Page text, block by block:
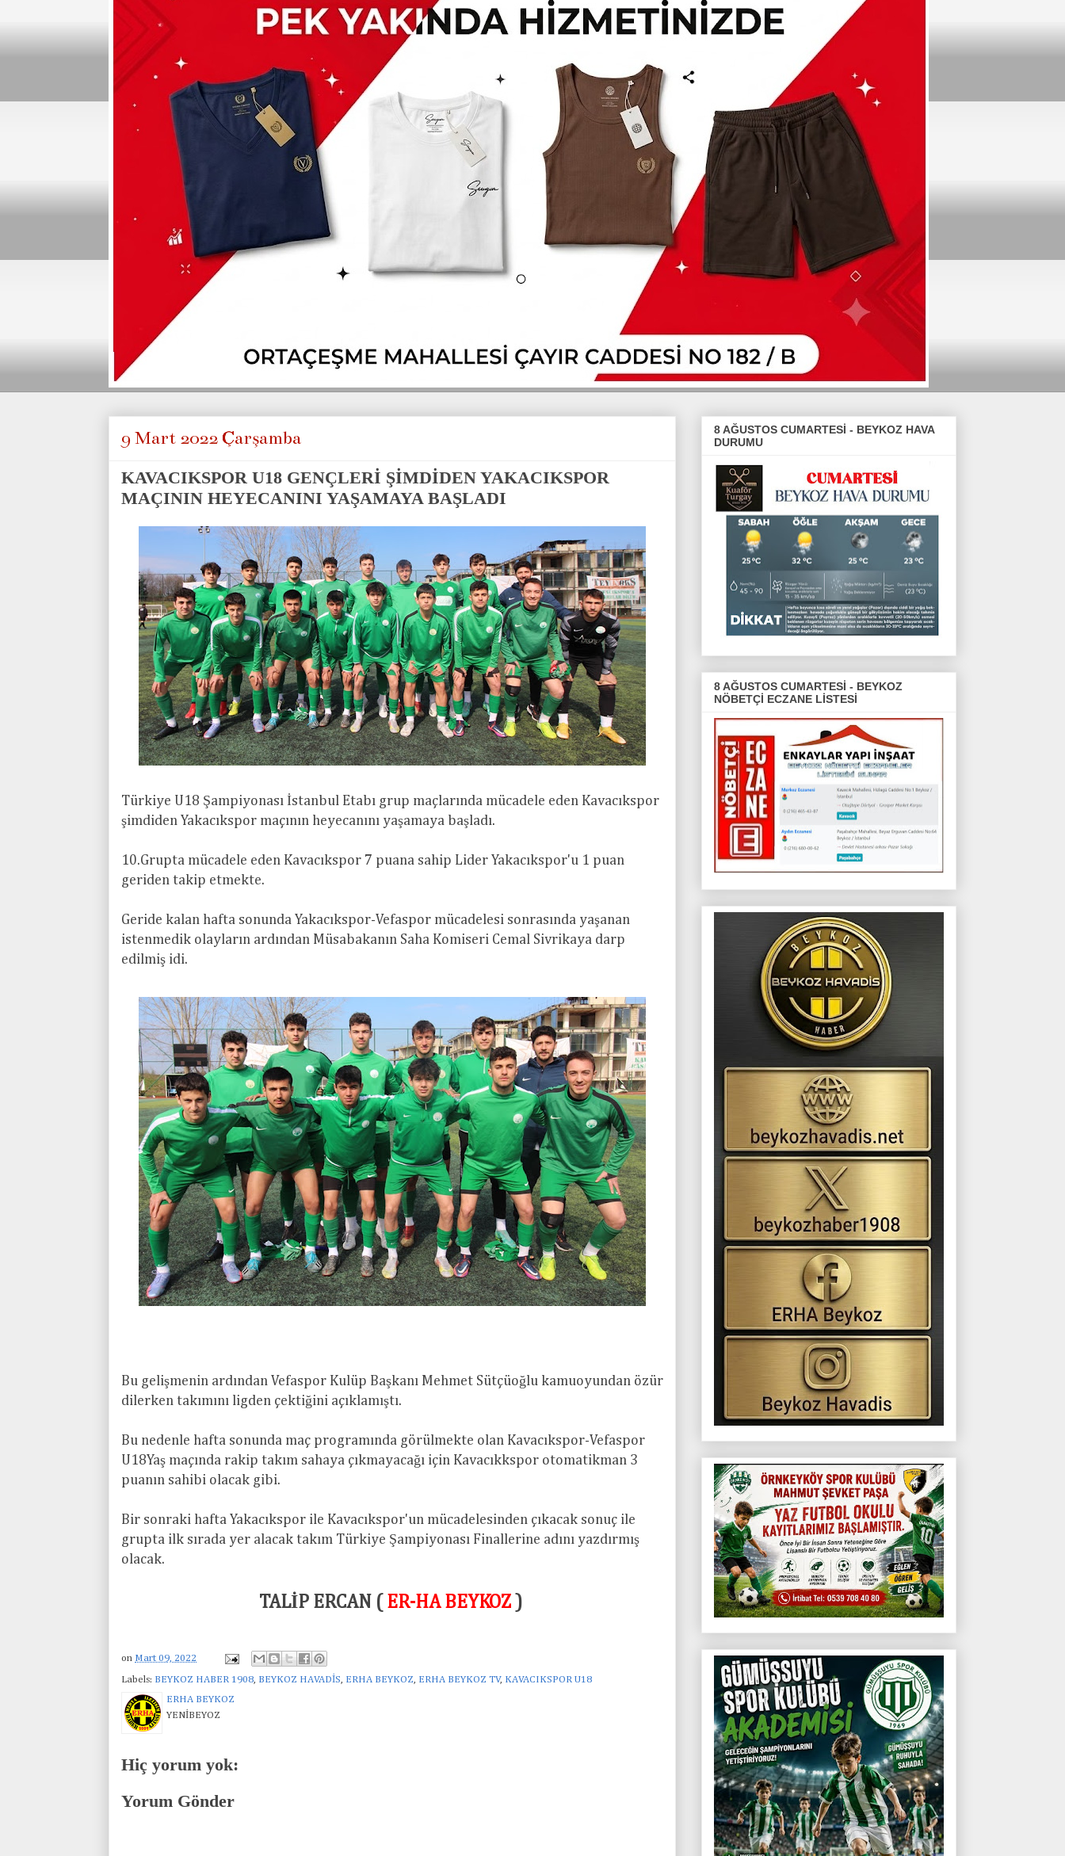
9 Mart 2022 Çarşamba
KAVACIKSPOR U18 GENÇLERİ ŞİMDİDEN YAKACIKSPOR
MAÇININ HEYECANINI YAŞAMAYA BAŞLADI
Türkiye U18 Şampiyonası İstanbul Etabı grup maçlarında mücadele eden Kavacıkspor
şimdiden Yakacıkspor maçının heyecanını yaşamaya başladı.
10.Grupta mücadele eden Kavacıkspor 7 puana sahip Lider Yakacıkspor'u 1 puan
geriden takip etmekte.
Geride kalan hafta sonunda Yakacıkspor-Vefaspor mücadelesi sonrasında yaşanan
istenmedik olayların ardından Müsabakanın Saha Komiseri Cemal Sivrikaya darp
edilmiş idi.
Bu gelişmenin ardından Vefaspor Kulüp Başkanı Mehmet Sütçüoğlu kamuoyundan özür
dilerken takımını ligden çektiğini açıklamıştı.
Bu nedenle hafta sonunda maç programında görülmekte olan Kavacıkspor-Vefaspor
U18Yaş maçında rakip takım sahaya çıkmayacağı için Kavacıkkspor otomatikman 3
puanın sahibi olacak gibi.
Bir sonraki hafta Yakacıkspor ile Kavacıkspor'un mücadelesinden çıkacak sonuç ile
grupta ilk sırada yer alacak takım Türkiye Şampiyonası Finallerine adını yazdırmış
olacak.
TALİP ERCAN ( ER-HA BEYKOZ)
on Mart 09, 2022
Labels: BEYKOZ HABER 1908, BEYKOZ HAVADİS, ERHA BEYKOZ, ERHA BEYKOZ TV, KAVACIKSPOR U18
ERHA BEYKOZ
YENİBEYOZ
Hiç yorum yok:
Yorum Gönder
8 AĞUSTOS CUMARTESİ - BEYKOZ HAVA
DURUMU
8 AĞUSTOS CUMARTESİ - BEYKOZ
NÖBETÇİ ECZANE LİSTESİ